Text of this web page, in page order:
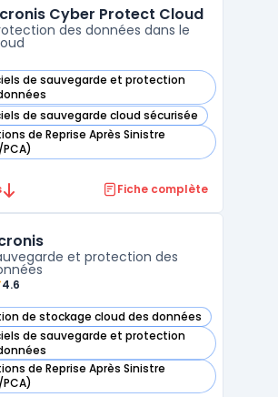
alerting et reporting
Cyber Protect Cloud
des données dans le
de sauvegarde et protection
Cyber Protect Cloud dans cette catégorie
de sauvegarde cloud sécurisée
Cyber Protect Cloud dans cette catégorie
de Reprise Après Sinistre
PCA)Cyber Protect Cloud dans cette catégorie
Fiche complète
et protection des
4.6
de stockage cloud des données
dans cette catégorie
de sauvegarde et protection
dans cette catégorie
de Reprise Après Sinistre
PCA)dans cette catégorie